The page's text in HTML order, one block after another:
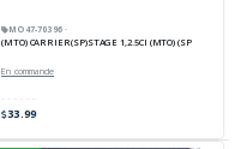
MO47-70396 ·
(MTO) CARRIER(SP)STAGE 1,2.5CI (MTO) (SP
En commande
33.99